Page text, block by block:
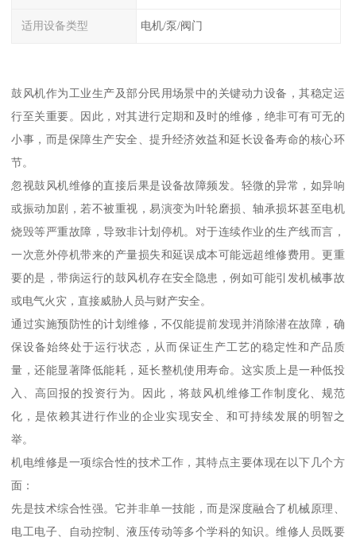
适用设备类型 电机/泵/阀门
鼓风机作为工业生产及部分民用场景中的关键动力设备，其稳定运
行至关重要。因此，对其进行定期和及时的维修，绝非可有可无的
小事，而是保障生产安全、提升经济效益和延长设备寿命的核心环
节。
忽视鼓风机维修的直接后果是设备故障频发。轻微的异常，如异响
或振动加剧，若不被重视，易演变为叶轮磨损、轴承损坏甚至电机
烧毁等严重故障，导致非计划停机。对于连续作业的生产线而言，
一次意外停机带来的产量损失和延误成本可能远超维修费用。更重
要的是，带病运行的鼓风机存在安全隐患，例如可能引发机械事故
或电气火灾，直接威胁人员与财产安全。
通过实施预防性的计划维修，不仅能提前发现并消除潜在故障，确
保设备始终处于运行状态，从而保证生产工艺的稳定性和产品质
量，还能显著降低能耗，延长整机使用寿命。这实质上是一种低投
入、高回报的投资行为。因此，将鼓风机维修工作制度化、规范
化，是依赖其进行作业的企业实现安全、和可持续发展的明智之
举。
机电维修是一项综合性的技术工作，其特点主要体现在以下几个方
面：
先是技术综合性强。它并非单一技能，而是深度融合了机械原理、
电工电子、自动控制、液压传动等多个学科的知识。维修人员既要